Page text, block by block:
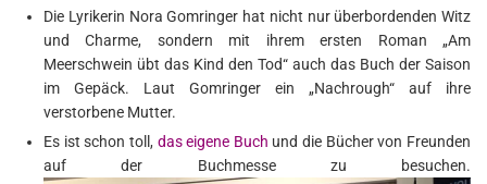
Die Lyrikerin Nora Gomringer hat nicht nur überbordenden Witz
und Charme, sondern mit ihrem ersten Roman „Am
Meerschwein übt das Kind den Tod“ auch das Buch der Saison
im Gepäck. Laut Gomringer ein „Nachrough“ auf ihre
verstorbene Mutter.
Es ist schon toll, das eigene Buch und die Bücher von Freunden
auf der Buchmesse zu besuchen.